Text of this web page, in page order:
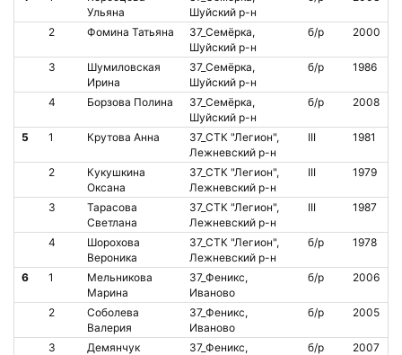
Ульяна
Шуйский р-н
2 Фомина Татьяна
37_Семёрка,
Шуйский р-н
б/р 2000
3
Шумиловская
Ирина
37_Семёрка,
Шуйский р-н
б/р 1986
4 Борзова Полина
37_Семёрка,
Шуйский р-н
б/р 2008
5 1 Крутова Анна
37_СТК "Легион",
Лежневский р-н
III 1981
2
Кукушкина
Оксана
37_СТК "Легион",
Лежневский р-н
III 1979
3
Тарасова
Светлана
37_СТК "Легион",
Лежневский р-н
III 1987
4
Шорохова
Вероника
37_СТК "Легион",
Лежневский р-н
б/р 1978
6 1
Мельникова
Марина
37_Феникс,
Иваново
б/р 2006
2
Соболева
Валерия
37_Феникс,
Иваново
б/р 2005
3
Демянчук
37_Феникс,
б/р 2007